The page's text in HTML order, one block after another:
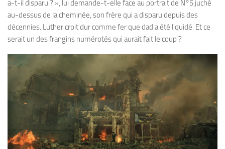
a-t-il disparu ? », lui demande-t-elle face au portrait de N°5 juché
au-dessus de la cheminée, son frère qui a disparu depuis des
décennies. Luther croit dur comme fer que dad a été liquidé. Et ce
serait un des frangins numérotés qui aurait fait le coup ?